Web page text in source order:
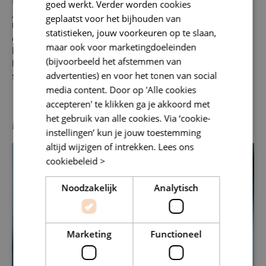
Je kunt op
YouTube je eigen educatieve kanaal
Uiteraard aan de hand van how to’s over bereik van je
doelgroep en geld verdienen met je kanaal. Kort gezegd: je
kunt niet meer om video als leercomponent heen. Denk
hierbij ook aan animaties, gifs, whiteboard-filmpjes en
screencasts.
Mobiel: learning on-the-go
goed werkt. Verder worden cookies
geplaatst voor het bijhouden van
statistieken, jouw voorkeuren op te slaan,
maar ook voor marketingdoeleinden
(bijvoorbeeld het afstemmen van
advertenties) en voor het tonen van social
media content. Door op 'Alle cookies
accepteren' te klikken ga je akkoord met
het gebruik van alle cookies. Via ‘cookie-
instellingen’ kun je jouw toestemming
altijd wijzigen of intrekken. Lees ons
cookiebeleid >
Noodzakelijk Analytisch
Marketing Functioneel